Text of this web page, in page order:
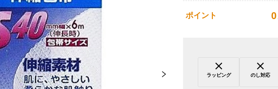
ポイント 0
ラッピング のし対応